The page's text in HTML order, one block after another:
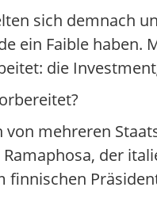
sich demnach
ein Faible haben.
die
von mehreren
der
finnischen